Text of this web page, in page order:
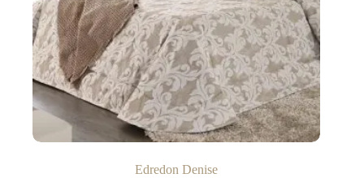
Edredon Denise